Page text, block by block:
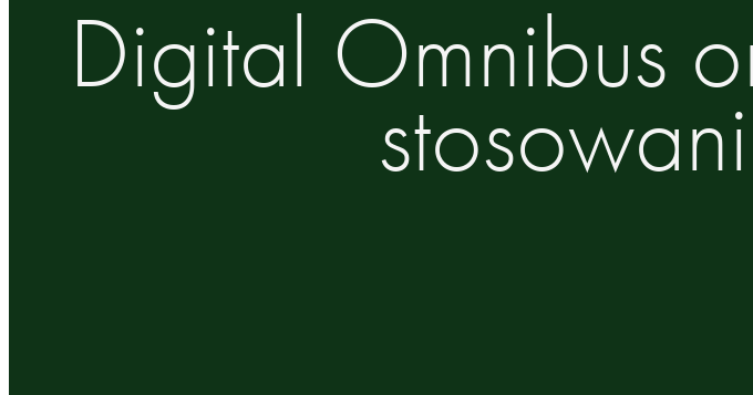
Digital Omnibus